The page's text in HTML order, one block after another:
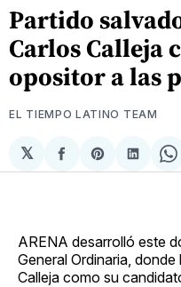
Partido
Carlos Calleja
opositor a las
EL TIEMPO LATINO TEAM
𝕏
Compartir
en
Share
on
en
ARENA desarrolló este
General Ordinaria,
Calleja como su